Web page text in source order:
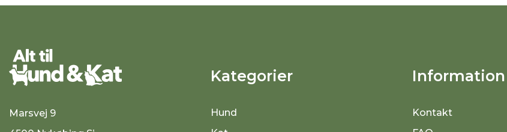
Marsvej 9
Kategorier
Hund
Information
Kontakt